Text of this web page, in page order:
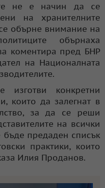
не е начин да се
на хранителните
обърне внимание на
обърнаха
коментира пред БНР
на Националната
изготви конкретни
които да залегнат в
за да се реши
на всички
предаден списък
практики, които
Илия Проданов.